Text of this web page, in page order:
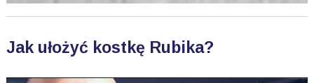
Jak ułożyć kostkę Rubika?